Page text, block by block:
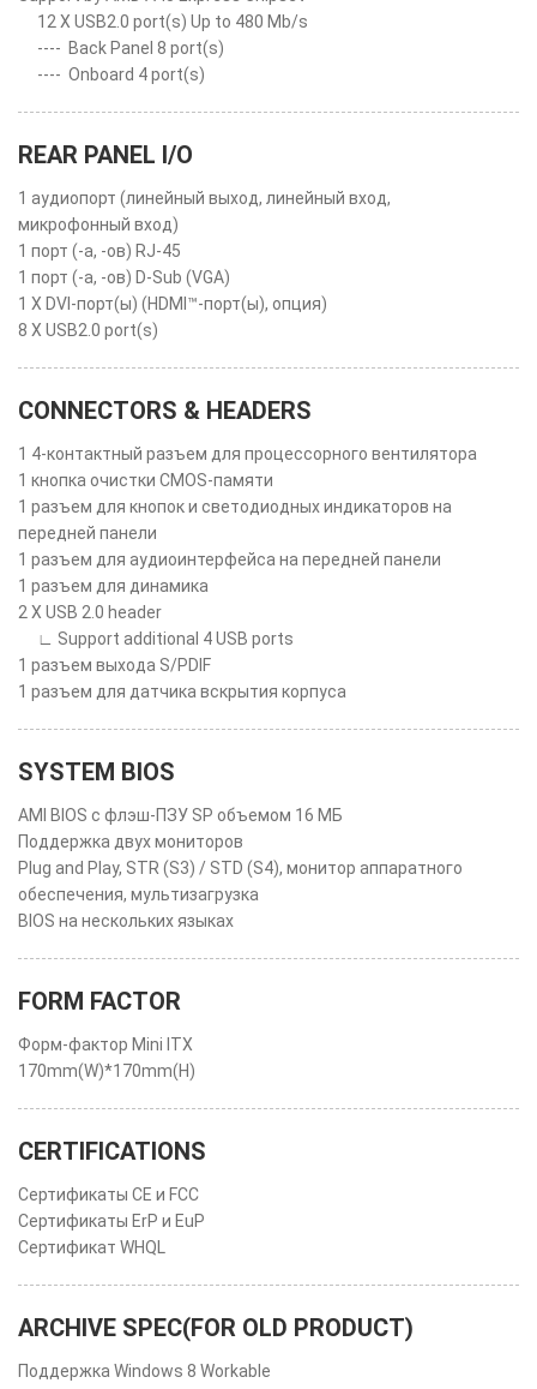
12 X USB2.0 port(s) Up to 480 Mb/s
---- Back Panel 8 port(s)
---- Onboard 4 port(s)
REAR PANEL I/O
1 аудиопорт (линейный выход, линейный вход,
микрофонный вход)
1 порт (-а, -ов) RJ-45
1 порт (-а, -ов) D-Sub (VGA)
1 X DVI-порт(ы) (HDMI™-порт(ы), опция)
8 X USB2.0 port(s)
CONNECTORS & HEADERS
1 4-контактный разъем для процессорного вентилятора
1 кнопка очистки CMOS-памяти
1 разъем для кнопок и светодиодных индикаторов на
передней панели
1 разъем для аудиоинтерфейса на передней панели
1 разъем для динамика
2 X USB 2.0 header
∟ Support additional 4 USB ports
1 разъем выхода S/PDIF
1 разъем для датчика вскрытия корпуса
SYSTEM BIOS
AMI BIOS с флэш-ПЗУ SP объемом 16 МБ
Поддержка двух мониторов
Plug and Play, STR (S3) / STD (S4), монитор аппаратного
обеспечения, мультизагрузка
BIOS на нескольких языках
FORM FACTOR
Форм-фактор Mini ITX
170mm(W)*170mm(H)
CERTIFICATIONS
Сертификаты CE и FCC
Сертификаты ErP и EuP
Сертификат WHQL
ARCHIVE SPEC(FOR OLD PRODUCT)
Поддержка Windows 8 Workable